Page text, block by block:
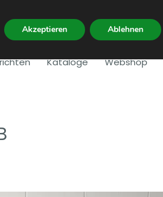
Kataloge Webshop
Akzeptieren Ablehnen